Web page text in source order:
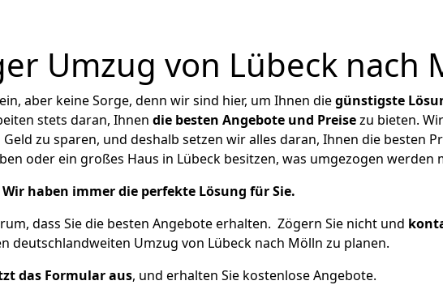
Umzug von Lübeck nach
aber keine Sorge, denn wir sind hier, um Ihnen diegünstigste
stets daran, Ihnen die besten Angebote und Preisezu bieten.
zu sparen, und deshalb setzen wir alles daran, Ihnen die besten
oder ein großes Haus in Lübeck besitzen, was umgezogen werden
Wir haben immer die perfekte Lösung für Sie.
dass Sie die besten Angebote erhalten. Zögern Sie nicht und
deutschlandweiten Umzug von Lübeck nach Mölln zu planen.
das Formular aus, und erhalten Sie kostenlose Angebote.